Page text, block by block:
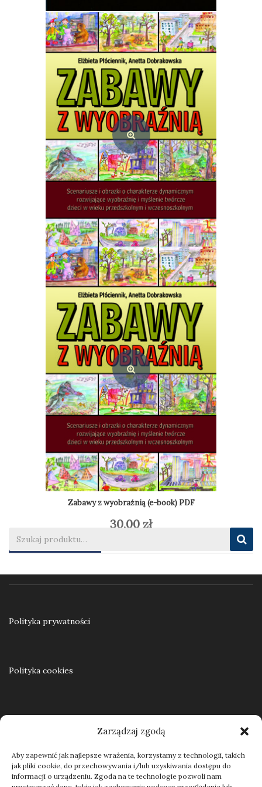
Zarządzaj zgodą
Aby zapewnić jak najlepsze wrażenia, korzystamy z technologii, takich
jak pliki cookie, do przechowywania i/lub uzyskiwania dostępu do
informacji o urządzeniu. Zgoda na te technologie pozwoli nam
Spróbuj inaczej. Scenariusze zajęć rozwijających umiejętności twórcze
16,00zł
Dodaj do koszyka
Zabawy z wyobraźnią
39,00zł
Dodaj do koszyka
Zabawy z wyobraźnią (e-book) PDF
30,00 zł
Dodaj do koszyka
Polityka prywatności
Polityka cookies
Kontakt